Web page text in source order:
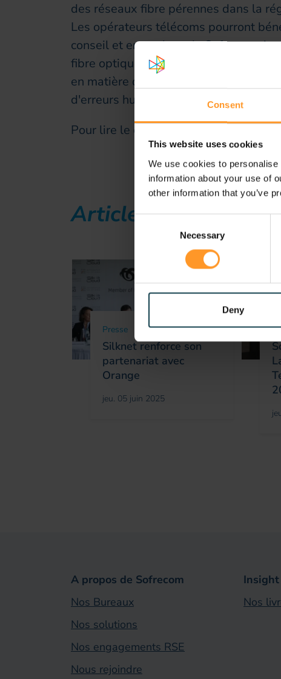
Consent
This website uses cookies
We use cookies to
information about your use of
other information that you’ve
Consent
Necessary
Deny
des réseaux fibre pérennes dans la
Les opérateurs télécoms pourront
conseil et en analyse de Sofrecom
fibre optique de pointe de Comsof.
en matière de planification et de
d'erreurs humaines.
Pour lire le communiqué de presse.
Articles associés
Presse
Silknet renforce son
partenariat avec
Orange
jeu. 05 juin 2025
A propos de Sofrecom
Nos Bureaux
Nos solutions
Nos engagements RSE
Nous rejoindre
Insight
Nos